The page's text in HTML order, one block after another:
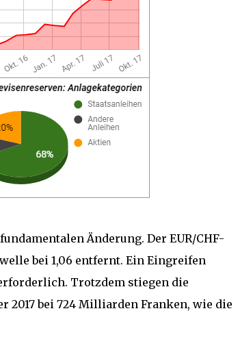
Änderung. Der EUR/CHF-
bei 1,06 entfernt. Ein Eingreifen
Trotzdem stiegen die
2017 bei 724 Milliarden Franken, wie die